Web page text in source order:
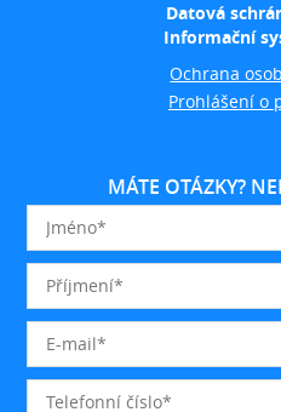
Datová
Informační
Ochrana
Prohlášení o
MÁTE OTÁZKY?